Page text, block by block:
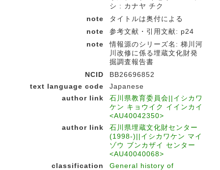
シ : カナヤ チク
note
タイトルは奥付による
note
参考文献・引用文献: p24
note
情報源のシリーズ名: 梯川河
川改修に係る埋蔵文化財発
掘調査報告書
NCID
BB26696852
text language code
Japanese
author link
石川県教育委員会||イシカワ
ケン キョウイク イインカイ
<AU40042350>
author link
石川県埋蔵文化財センター
(1998-)||イシカワケン マイ
ゾウ ブンカザイ センター
<AU40040068>
classification
General history of